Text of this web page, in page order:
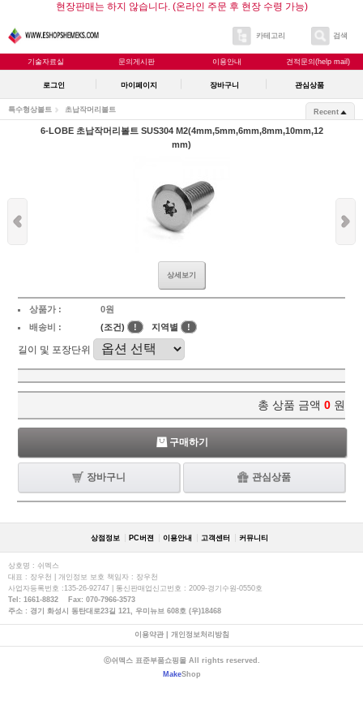
현장판매는 하지 않습니다. (온라인 주문 후 현장 수령 가능)
카테고리 검색
기술자료실 문의게시판 이용안내 견적문의(help mail)
로그인 마이페이지 장바구니 관심상품
특수형상볼트 초납작머리볼트 Recent
6-LOBE 초납작머리볼트 SUS304 M2(4mm,5mm,6mm,8mm,10mm,12
mm)
상세보기
상품가 :
0원
배송비 :
(조건) ! 지역별 !
길이 및 포장단위
총 상품 금액 0 원
구매하기
장바구니 관심상품
상점정보 PC버젼 이용안내 고객센터 커뮤니티
상호명 : 쉬멕스
대표 : 장우천 | 개인정보 보호 책임자 : 장우천
사업자등록번호 :135-26-92747 | 통신판매업신고번호 : 2009-경기수원-0550호
Tel: 1661-8832 Fax: 070-7966-3573
주소 : 경기 화성시 동탄대로23길 121, 우미뉴브 608호 (우)18468
이용약관| 개인정보처리방침
ⓒ쉬멕스 표준부품쇼핑몰 All rights reserved.
MakeShop